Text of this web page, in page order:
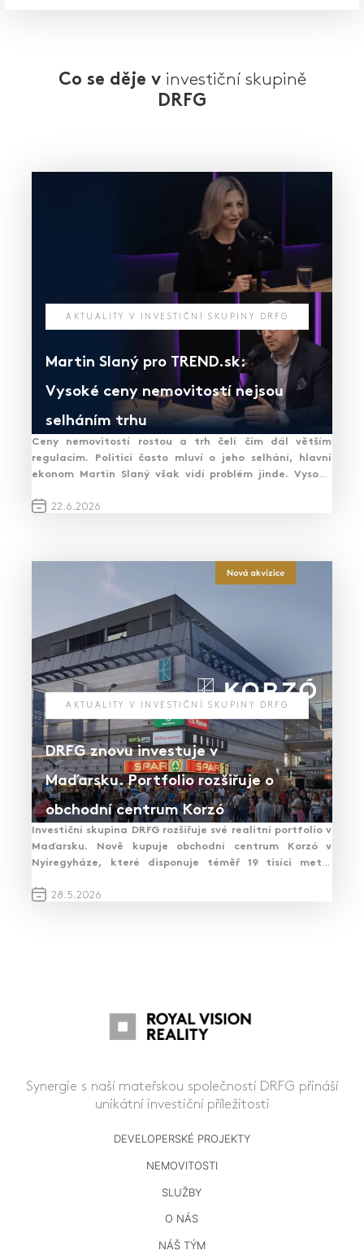
Co se děje vinvestiční skupině
DRFG
AKTUALITY V INVESTIČNÍ SKUPINY DRFG
Martin Slaný pro TREND.sk:
Vysoké ceny nemovitostí nejsou
selháním trhu
Ceny nemovitostí rostou a trh čelí čím dál větším
regulacím. Politici často mluví o jeho selhání, hlavní
ekonom Martin Slaný však vidí problém jinde. Vysoké
22. 6. 2026
AKTUALITY V INVESTIČNÍ SKUPINY DRFG
DRFG znovu investuje v
Maďarsku. Portfolio rozšiřuje o
obchodní centrum Korzó
Investiční skupina DRFG rozšiřuje své realitní portfolio v
Maďarsku. Nově kupuje obchodní centrum Korzó v
Nyíregyháze, které disponuje téměř 19 tisíci metry
28. 5. 2026
Synergie s naší mateřskou společností DRFG přináší
unikátní investiční příležitosti
DEVELOPERSKÉ PROJEKTY
NEMOVITOSTI
SLUŽBY
O NÁS
NÁŠ TÝM